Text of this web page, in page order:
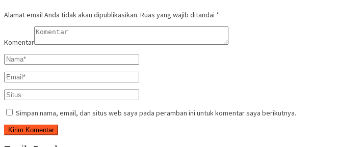
Alamat email Anda tidak akan dipublikasikan. Ruas yang wajib ditandai *
Komentar
Simpan nama, email, dan situs web saya pada peramban ini untuk komentar saya berikutnya.